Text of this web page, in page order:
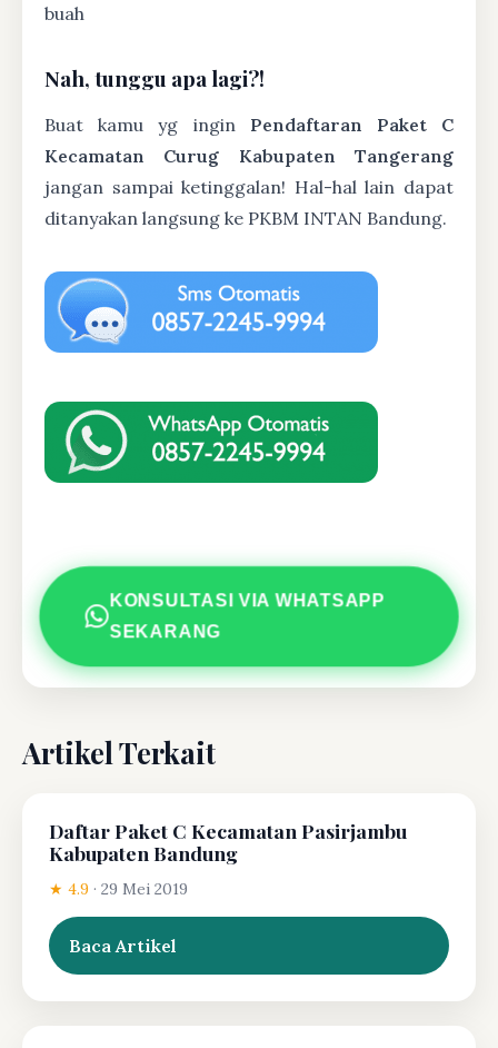
buah
Nah, tunggu apa lagi?!
Buat kamu yg ingin Pendaftaran Paket C
Kecamatan Curug Kabupaten Tangerang
jangan sampai ketinggalan! Hal-hal lain dapat
ditanyakan langsung ke PKBM INTAN Bandung.
KONSULTASI VIA WHATSAPP
SEKARANG
Artikel Terkait
Daftar Paket C Kecamatan Pasirjambu
Kabupaten Bandung
★ 4.9 · 29 Mei 2019
Baca Artikel